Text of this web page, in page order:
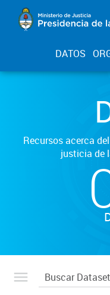
DATOS
Recursos acerca
justicia de